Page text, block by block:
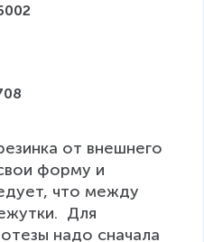
от внешнего
форму и
что между
Для
надо сначала